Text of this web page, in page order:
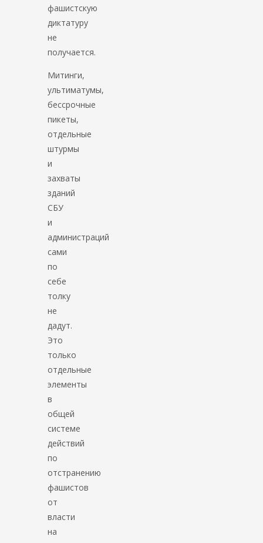
фашистскую
диктатуру
не
получается.
Митинги,
ультиматумы,
бессрочные
пикеты,
отдельные
штурмы
и
захваты
зданий
СБУ
и
администраций
сами
по
себе
толку
не
дадут.
Это
только
отдельные
элементы
в
общей
системе
действий
по
отстранению
фашистов
от
власти
на